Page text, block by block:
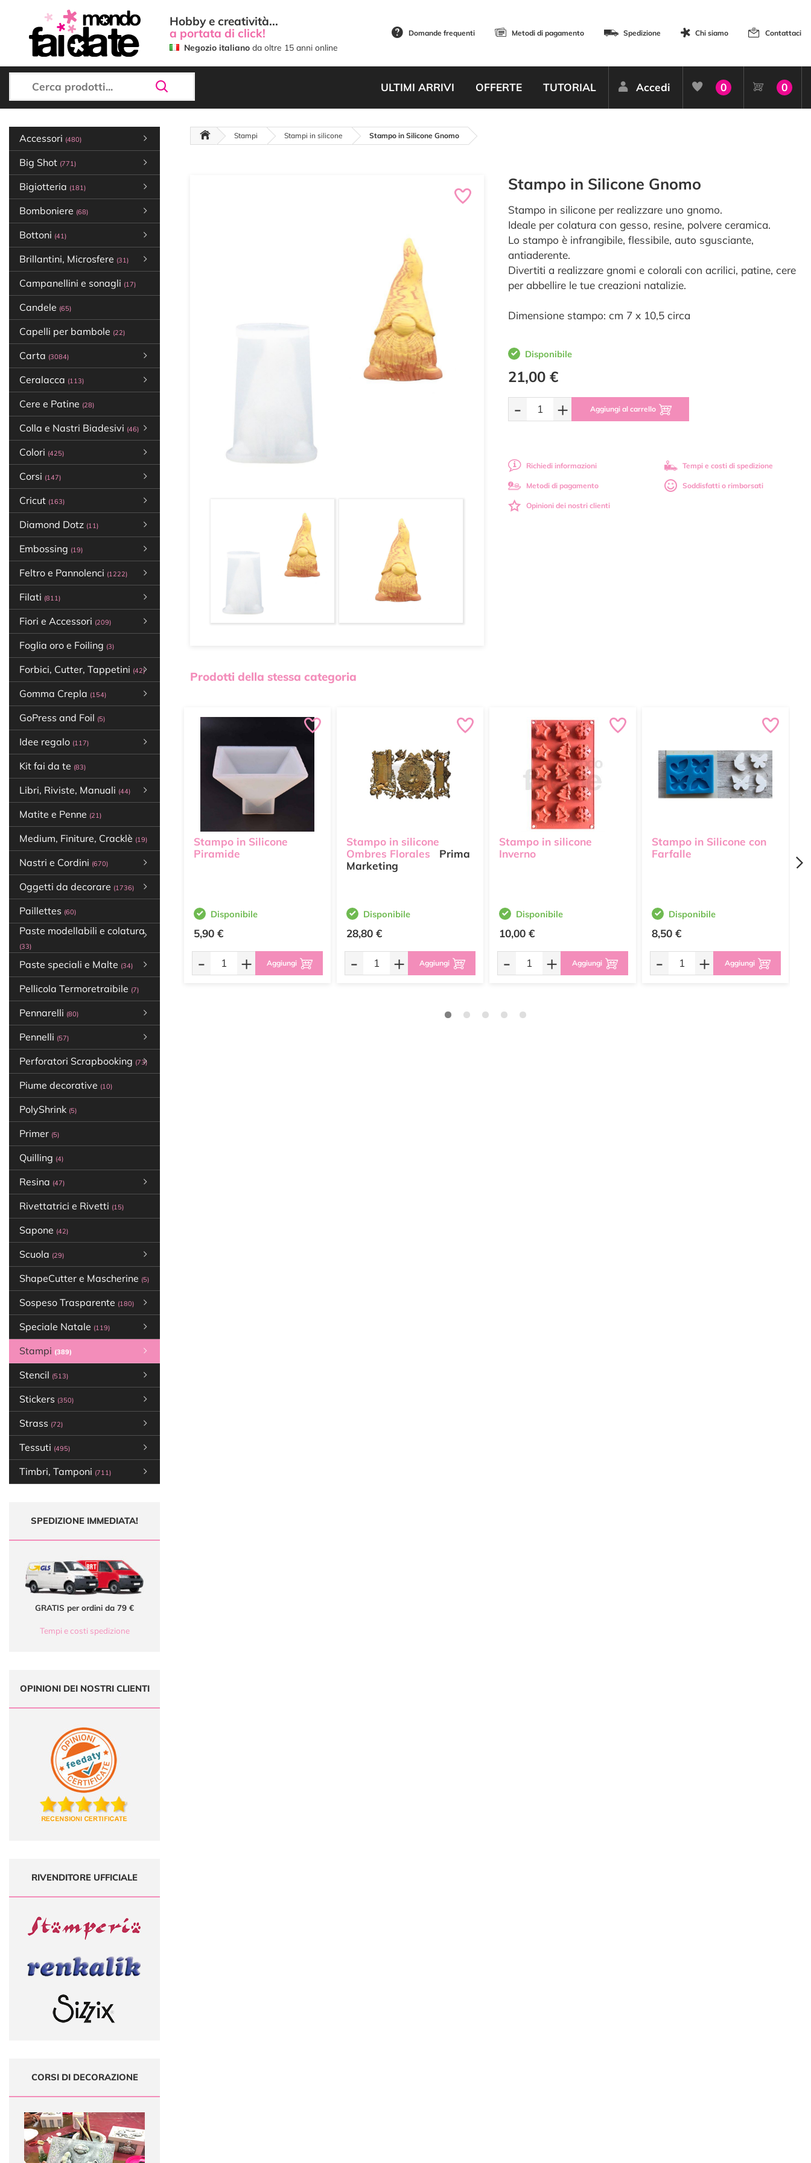
Hobby e creatività...
a portata di click!
Negozio italiano da oltre 15 anni online
Domande frequenti Metodi di pagamento Spedizione Chi siamo Contattaci
ULTIMI ARRIVI OFFERTE TUTORIAL Accedi 0 0
Accessori (480)
Big Shot (771)
Bigiotteria (181)
Bomboniere (68)
Bottoni (41)
Brillantini, Microsfere (31)
Campanellini e sonagli (17)
Candele (65)
Capelli per bambole (22)
Carta (3084)
Ceralacca (113)
Cere e Patine (28)
Colla e Nastri Biadesivi (46)
Colori (425)
Corsi (147)
Cricut (163)
Diamond Dotz (11)
Embossing (19)
Feltro e Pannolenci (1222)
Filati (811)
Fiori e Accessori (209)
Foglia oro e Foiling (3)
Forbici, Cutter, Tappetini (42)
Gomma Crepla (154)
GoPress and Foil (5)
Idee regalo (117)
Kit fai da te (83)
Libri, Riviste, Manuali (44)
Matite e Penne (21)
Medium, Finiture, Cracklè (19)
Nastri e Cordini (670)
Oggetti da decorare (1736)
Paillettes (60)
Paste modellabili e colatura
(33)
Paste speciali e Malte (34)
Pellicola Termoretraibile (7)
Pennarelli (80)
Pennelli (57)
Perforatori Scrapbooking (73)
Piume decorative (10)
PolyShrink (5)
Primer (5)
Quilling (4)
Resina (47)
Rivettatrici e Rivetti (15)
Sapone (42)
Scuola (29)
ShapeCutter e Mascherine (5)
Sospeso Trasparente (180)
Speciale Natale (119)
Stampi (389)
Stencil (513)
Stickers (350)
Strass (72)
Tessuti (495)
Timbri, Tamponi (711)
SPEDIZIONE IMMEDIATA!
GRATIS per ordini da 79 €
Tempi e costi spedizione
OPINIONI DEI NOSTRI CLIENTI
RIVENDITORE UFFICIALE
CORSI DI DECORAZIONE
Stampi Stampi in silicone Stampo in Silicone Gnomo
Stampo in Silicone Gnomo
Stampo in silicone per realizzare uno gnomo.
Ideale per colatura con gesso, resine, polvere ceramica.
Lo stampo è infrangibile, flessibile, auto sgusciante,
antiaderente.
Divertiti a realizzare gnomi e colorali con acrilici, patine, cere
per abbellire le tue creazioni natalizie.
Dimensione stampo: cm 7 x 10,5 circa
Disponibile
21,00 €
- + Aggiungi al carrello
Richiedi informazioni Tempi e costi di spedizione
Metodi di pagamento Soddisfatti o rimborsati
Opinioni dei nostri clienti
Prodotti della stessa categoria
Stampo in Silicone
Piramide
Disponibile
5,90 €
- + Aggiungi
Stampo in silicone
Ombres Florales
Prima
Marketing
Disponibile
28,80 €
- + Aggiungi
Stampo in silicone
Inverno
Disponibile
10,00 €
- + Aggiungi
Stampo in Silicone con
Farfalle
Disponibile
8,50 €
- + Aggiungi